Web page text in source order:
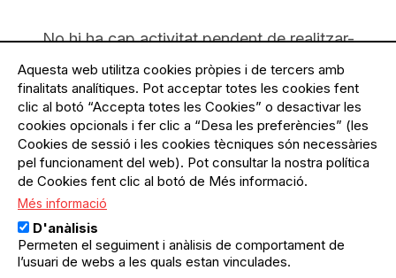
No hi ha cap activitat pendent de realitzar-
Activitats en què col·labora
Aquesta web utilitza cookies pròpies i de tercers amb
finalitats analítiques. Pot acceptar totes les cookies fent
clic al botó “Accepta totes les Cookies” o desactivar les
cookies opcionals i fer clic a “Desa les preferències” (les
Cookies de sessió i les cookies tècniques són necessàries
pel funcionament del web). Pot consultar la nostra política
de Cookies fent clic al botó de Més informació.
Més informació
D'anàlisis
Permeten el seguiment i anàlisis de comportament de
l’usuari de webs a les quals estan vinculades.